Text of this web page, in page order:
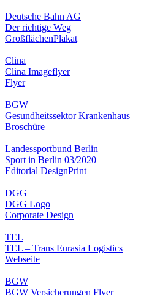
Deutsche Bahn AG
Der richtige Weg
GroßflächenPlakat
Clina
Clina Imageflyer
Flyer
BGW
Gesundheitssektor Krankenhaus
Broschüre
Landessportbund Berlin
Sport in Berlin 03/2020
Editorial DesignPrint
DGG
DGG Logo
Corporate Design
TEL
TEL – Trans Eurasia Logistics
Webseite
BGW
BGW Versicherungen Flyer